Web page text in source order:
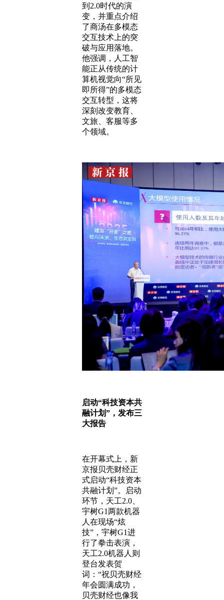
到2.0时代的演
变，并重点介绍
了商汤在多模态
交互技术上的突
破与应用落地。
他强调，人工智
能正从传统的计
算机视觉向“所见
即所得”的多模态
交互转型，这将
深刻改变教育、
文旅、客服等多
个领域。
启动“科技资本共
融计划”，发布三
大报告
在开幕式上，新
京报贝壳财经正
式启动“科技资本
共融计划”。启动
环节，天工2.0、
宇树G1两款机器
人在现场“炫
技”，宇树G1进
行了拳击表演，
天工2.0机器人则
登台发表贺
词：“祝贝壳财经
年会圆满成功，
贝壳财经也像我